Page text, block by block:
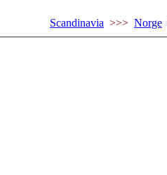
Scandinavia >>> Norge